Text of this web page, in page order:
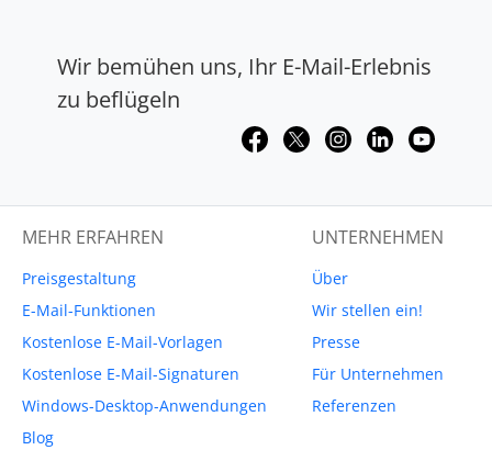
Wir bemühen uns, Ihr E-Mail-Erlebnis
zu beflügeln
MEHR ERFAHREN
Preisgestaltung
E-Mail-Funktionen
Kostenlose E-Mail-Vorlagen
Kostenlose E-Mail-Signaturen
Windows-Desktop-Anwendungen
Blog
UNTERNEHMEN
Über
Wir stellen ein!
Presse
Für Unternehmen
Referenzen